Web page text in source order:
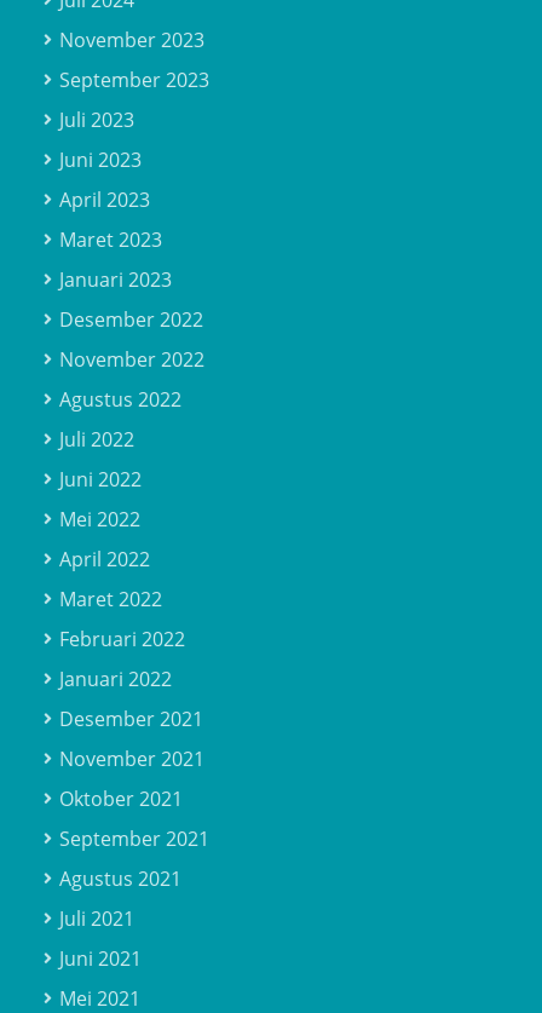
November 2023
September 2023
Juli 2023
Juni 2023
April 2023
Maret 2023
Januari 2023
Desember 2022
November 2022
Agustus 2022
Juli 2022
Juni 2022
Mei 2022
April 2022
Maret 2022
Februari 2022
Januari 2022
Desember 2021
November 2021
Oktober 2021
September 2021
Agustus 2021
Juli 2021
Juni 2021
Mei 2021